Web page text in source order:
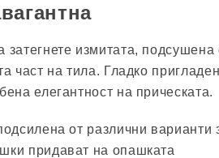
измитата, подсушена
част на тила. Гладко
елегантност на прическата.
от различни варианти
придават на опашката